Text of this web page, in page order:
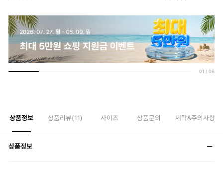
01 / 06
상품정보 상품리뷰(11) 사이즈 상품문의 세탁&주의사항
상품정보